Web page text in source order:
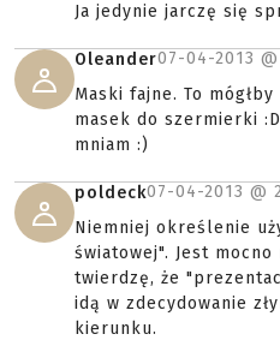
Ja jedynie jarczę się
Oleander07-04-2013 @
Maski fajne. To
masek do szermierki
mniam :)
poldeck07-04-2013 @
Niemniej określenie
światowej". Jest
twierdzę, że
idą w zdecydowanie
kierunku.